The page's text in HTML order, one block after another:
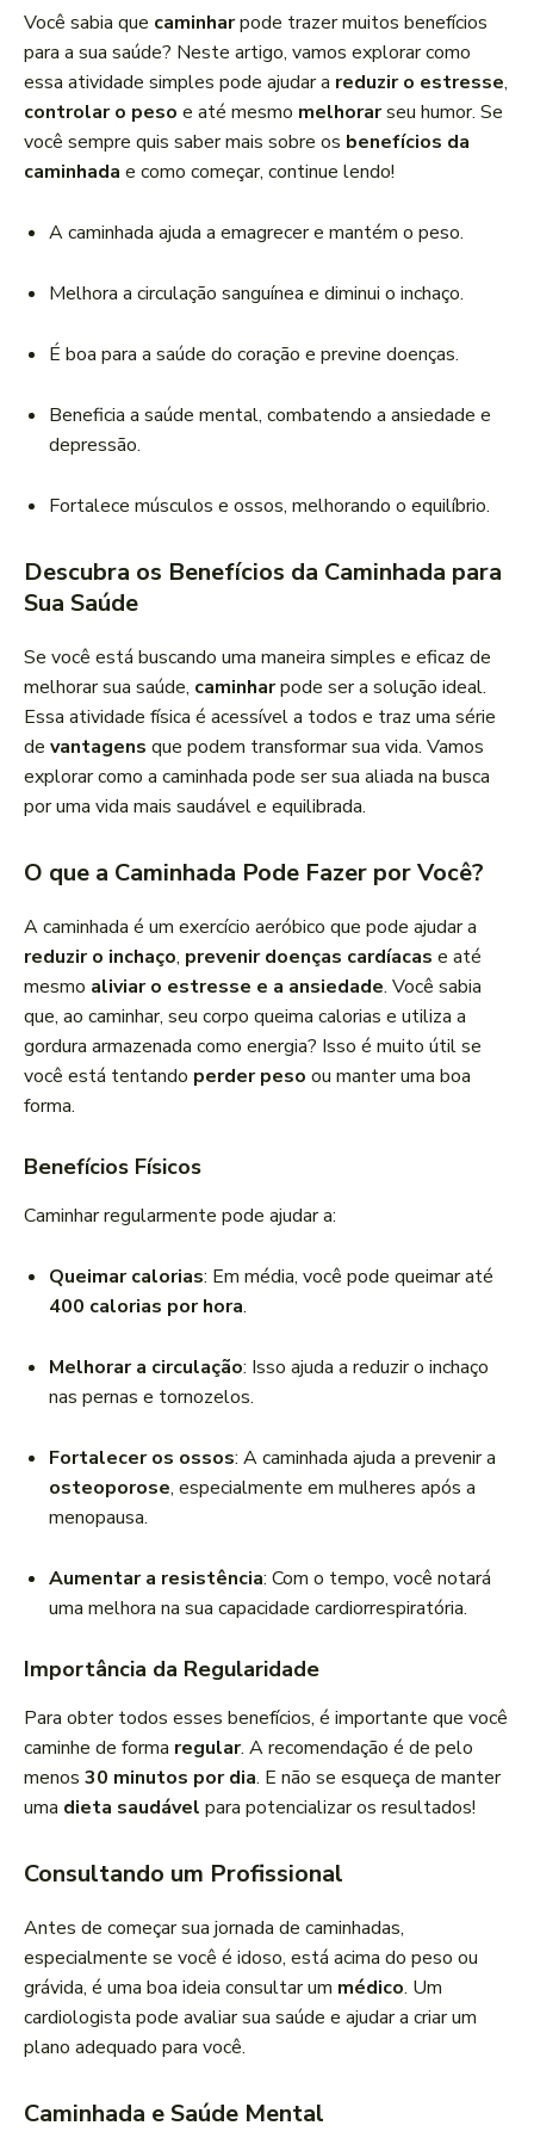
d
o
r
d
e
á
d
o
Você sabia que caminharpode trazer muitos benefícios
para a sua saúde? Neste artigo, vamos explorar como
essa atividade simples pode ajudar a reduzir o estresse,
controlar o peso e até mesmo melhorarseu humor. Se
você sempre quis saber mais sobre os benefícios da
caminhada e como começar, continue lendo!
A caminhada ajuda a emagrecer e mantém o peso.
Melhora a circulação sanguínea e diminui o inchaço.
É boa para a saúde do coração e previne doenças.
Beneficia a saúde mental, combatendo a ansiedade e
depressão.
Fortalece músculos e ossos, melhorando o equilíbrio.
Descubra os Benefícios da Caminhada para
Sua Saúde
Se você está buscando uma maneira simples e eficaz de
melhorar sua saúde, caminharpode ser a solução ideal.
Essa atividade física é acessível a todos e traz uma série
de vantagens que podem transformar sua vida. Vamos
explorar como a caminhada pode ser sua aliada na busca
por uma vida mais saudável e equilibrada.
O que a Caminhada Pode Fazer por Você?
A caminhada é um exercício aeróbico que pode ajudar a
reduzir o inchaço, prevenir doenças cardíacas e até
mesmo aliviar o estresse e a ansiedade. Você sabia
que, ao caminhar, seu corpo queima calorias e utiliza a
gordura armazenada como energia? Isso é muito útil se
você está tentando perder peso ou manter uma boa
forma.
Benefícios Físicos
Caminhar regularmente pode ajudar a:
Queimar calorias: Em média, você pode queimar até
400 calorias por hora.
Melhorar a circulação: Isso ajuda a reduzir o inchaço
nas pernas e tornozelos.
Fortalecer os ossos: A caminhada ajuda a prevenir a
osteoporose, especialmente em mulheres após a
menopausa.
Aumentar a resistência: Com o tempo, você notará
uma melhora na sua capacidade cardiorrespiratória.
Importância da Regularidade
Para obter todos esses benefícios, é importante que você
caminhe de forma regular. A recomendação é de pelo
menos 30 minutos por dia. E não se esqueça de manter
uma dieta saudável para potencializar os resultados!
Consultando um Profissional
Antes de começar sua jornada de caminhadas,
especialmente se você é idoso, está acima do peso ou
grávida, é uma boa ideia consultar um médico. Um
cardiologista pode avaliar sua saúde e ajudar a criar um
plano adequado para você.
Caminhada e Saúde Mental